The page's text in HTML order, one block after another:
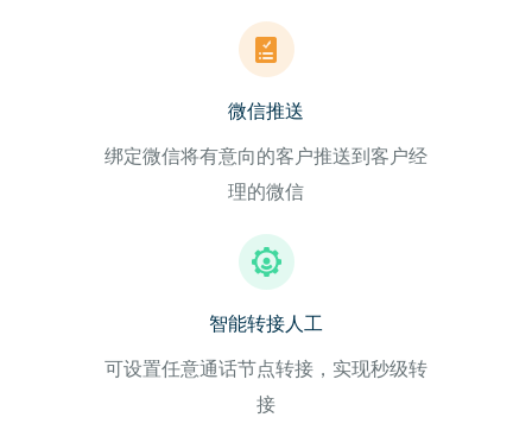
微信推送
绑定微信将有意向的客户推送到客户经
理的微信
智能转接人工
可设置任意通话节点转接，实现秒级转
接